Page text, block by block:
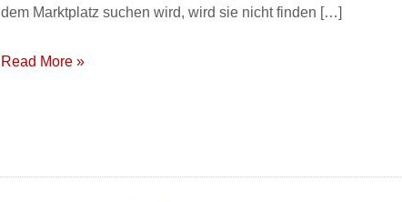
dem Marktplatz suchen wird, wird sie nicht finden […]
Read More »